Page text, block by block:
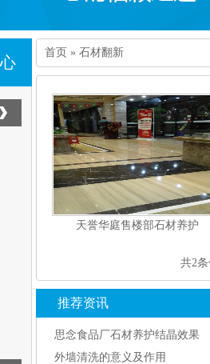
首页 » 石材翻新
天誉华庭售楼部石材养护
共2条
推荐资讯
思念食品厂石材养护结晶效果
外墙清洗的意义及作用